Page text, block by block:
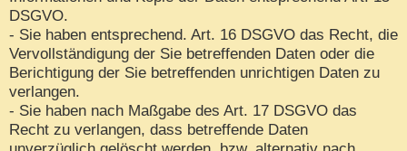
DSGVO.
- Sie haben entsprechend. Art. 16 DSGVO das Recht, die
Vervollständigung der Sie betreffenden Daten oder die
Berichtigung der Sie betreffenden unrichtigen Daten zu
verlangen.
- Sie haben nach Maßgabe des Art. 17 DSGVO das
Recht zu verlangen, dass betreffende Daten